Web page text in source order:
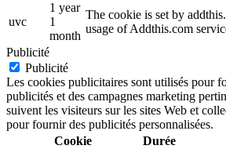
uvc
1 year
1
month
The cookie is set by
usage of Addthis.com
Publicité
Publicité
Les cookies publicitaires sont utilisés pour
publicités et des campagnes marketing
suivent les visiteurs sur les sites Web et
pour fournir des publicités personnalisées.
Cookie
Durée